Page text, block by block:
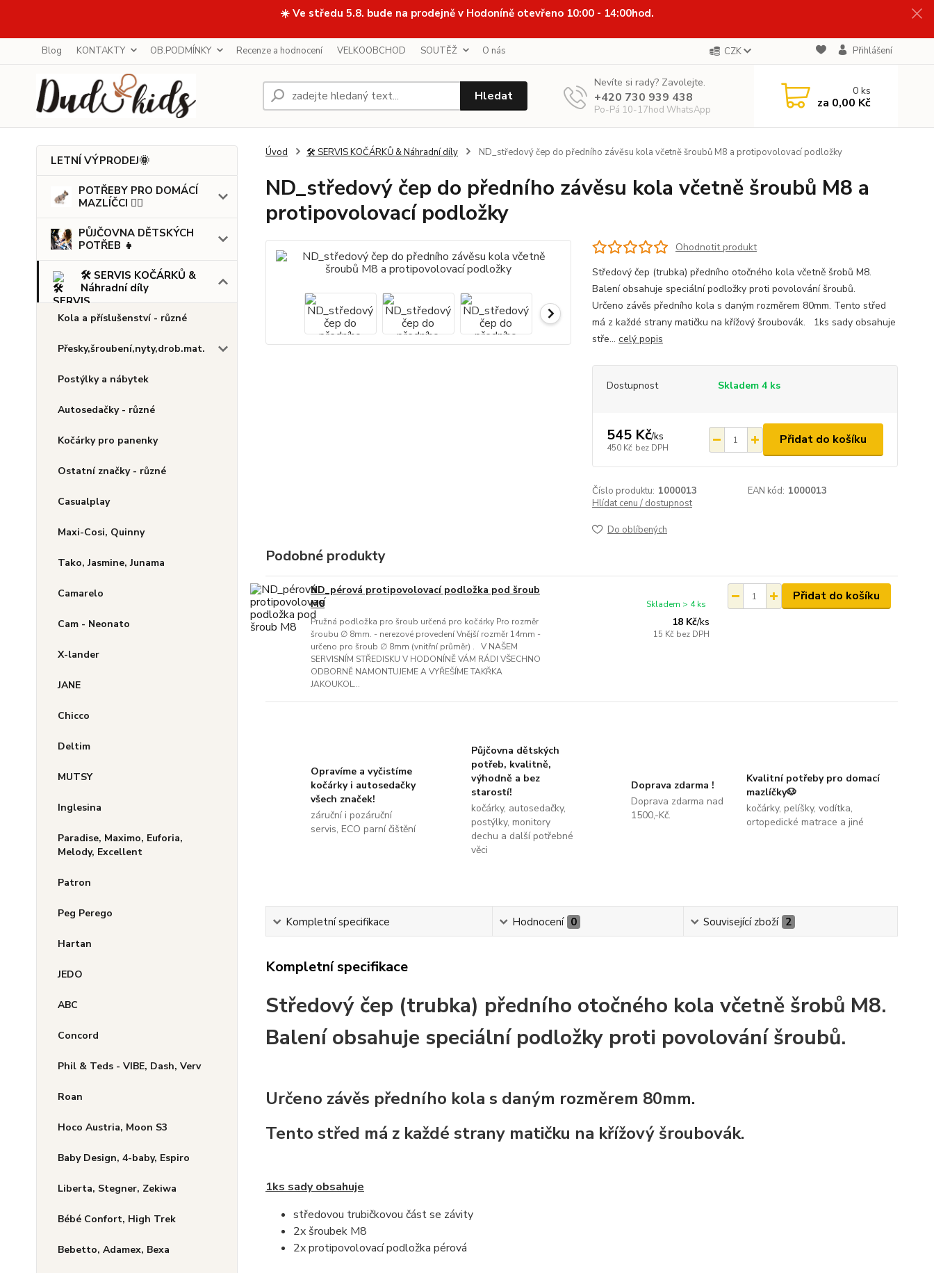
☀️ Ve středu 5.8. bude na prodejně v Hodoníně otevřeno 10:00 - 14:00hod.
Blog KONTAKTY OB.PODMÍNKY Recenze a hodnocení VELKOOBCHOD SOUTĚŽ O nás CZK Přihlášení
Hledat
Nevíte si rady? Zavolejte.
+420 730 939 438
Po-Pá 10-17hod WhatsApp
0ks
za 0,00 Kč
LETNÍ VÝPRODEJ🌞
POTŘEBY PRO DOMÁCÍ
MAZLÍČCI 🐕‍🦺
PŮJČOVNA DĚTSKÝCH
POTŘEB 👧
🛠️ SERVIS KOČÁRKŮ &
Náhradní díly
Kola a příslušenství - různé
Přesky,šroubení,nyty,drob.mat.
Postýlky a nábytek
Autosedačky - různé
Kočárky pro panenky
Ostatní značky - různé
Casualplay
Maxi-Cosi, Quinny
Tako, Jasmine, Junama
Camarelo
Cam - Neonato
X-lander
JANE
Chicco
Deltim
MUTSY
Inglesina
Paradise, Maximo, Euforia,
Melody, Excellent
Patron
Peg Perego
Hartan
JEDO
ABC
Concord
Phil & Teds - VIBE, Dash, Verv
Roan
Hoco Austria, Moon S3
Baby Design, 4-baby, Espiro
Liberta, Stegner, Zekiwa
Bébé Confort, High Trek
Bebetto, Adamex, Bexa
Úvod 🛠️ SERVIS KOČÁRKŮ & Náhradní díly ND_středový čep do předního závěsu kola včetně šroubů M8 a protipovolovací podložky
ND_středový čep do předního závěsu kola včetně šroubů M8 a
protipovolovací podložky
Ohodnotit produkt
Středový čep (trubka) předního otočného kola včetně šrobů M8.
Balení obsahuje speciální podložky proti povolování šroubů.
Určeno závěs předního kola s daným rozměrem 80mm. Tento střed
má z každé strany matičku na křížový šroubovák. 1ks sady obsahuje
stře... celý popis
Dostupnost Skladem 4 ks
545 Kč/ks
450 Kč bez DPH
Přidat do košíku
Číslo produktu: 1000013 EAN kód: 1000013
Hlídat cenu / dostupnost
Do oblíbených
Podobné produkty
ND_pérová protipovolovací podložka pod šroub
M8
Pružná podložka pro šroub určená pro kočárky Pro rozměr
šroubu ∅ 8mm. - nerezové provedení Vnější rozměr 14mm -
určeno pro šroub ∅ 8mm (vnitřní průměr) . V NAŠEM
SERVISNÍM STŘEDISKU V HODONÍNĚ VÁM RÁDI VŠECHNO
ODBORNĚ NAMONTUJEME A VYŘEŠÍME TAKŘKA
JAKOUKOL...
18 Kč/ks
15 Kč bez DPH
Skladem > 4 ks
Přidat do košíku
Opravíme a vyčistíme
kočárky i autosedačky
všech značek!
záruční i pozáruční
servis, ECO parní čištění
Půjčovna dětských
potřeb, kvalitně,
výhodně a bez
starostí!
kočárky, autosedačky,
postýlky, monitory
dechu a další potřebné
věci
Doprava zdarma !
Doprava zdarma nad
1500,-Kč.
Kvalitní potřeby pro domací
mazlíčky🐶
kočárky, pelíšky, vodítka,
ortopedické matrace a jiné
Kompletní specifikace Hodnocení 0 Související zboží 2
Kompletní specifikace
Středový čep (trubka) předního otočného kola včetně šrobů M8.
Balení obsahuje speciální podložky proti povolování šroubů.
Určeno závěs předního kola s daným rozměrem 80mm.
Tento střed má z každé strany matičku na křížový šroubovák.
1ks sady obsahuje
středovou trubičkovou část se závity
2x šroubek M8
2x protipovolovací podložka pérová